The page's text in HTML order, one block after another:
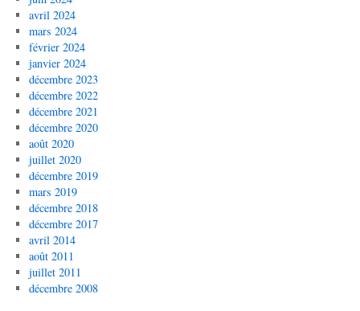
avril 2024
mars 2024
février 2024
janvier 2024
décembre 2023
décembre 2022
décembre 2021
décembre 2020
août 2020
juillet 2020
décembre 2019
mars 2019
décembre 2018
décembre 2017
avril 2014
août 2011
juillet 2011
décembre 2008